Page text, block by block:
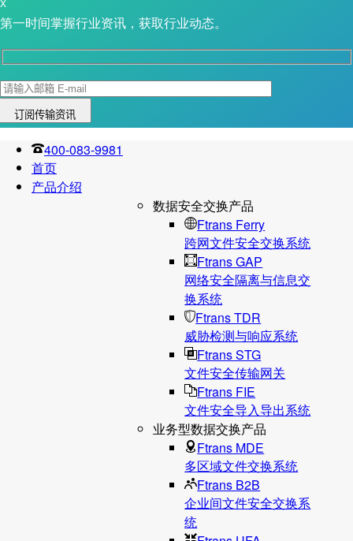
X
第一时间掌握行业资讯，获取行业动态。
400-083-9981
首页
产品介绍
数据安全交换产品
Ftrans Ferry
跨网文件安全交换系统
Ftrans GAP
网络安全隔离与信息交
换系统
Ftrans TDR
威胁检测与响应系统
Ftrans STG
文件安全传输网关
Ftrans FIE
文件安全导入导出系统
业务型数据交换产品
Ftrans MDE
多区域文件交换系统
Ftrans B2B
企业间文件安全交换系
统